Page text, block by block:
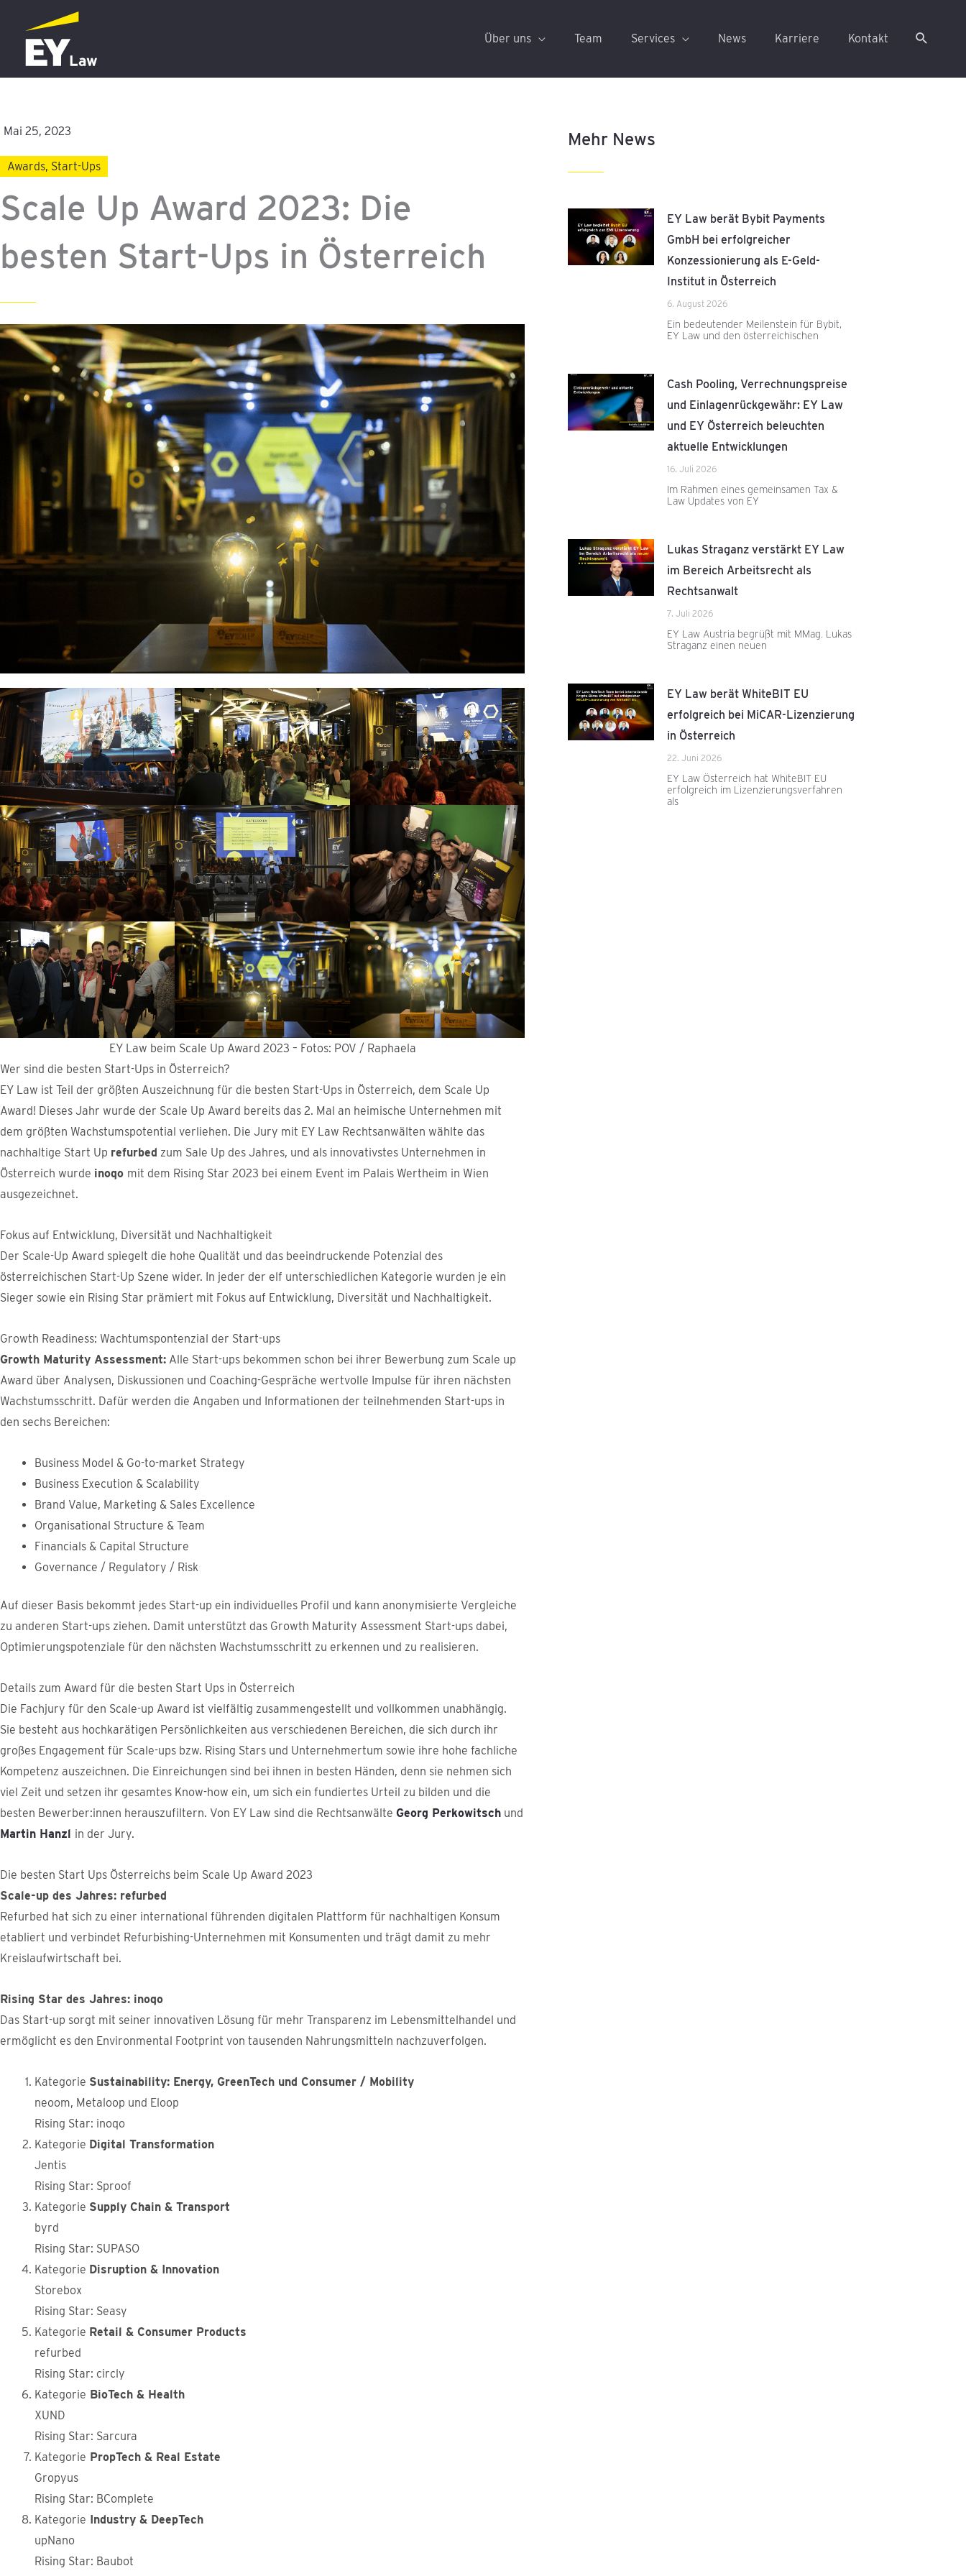
Inhalt
springen
Über uns Team Services News Karriere Kontakt
Mai 25, 2023
Awards, Start-Ups
Scale Up Award 2023: Die
besten Start-Ups in Österreich
EY Law beim Scale Up Award 2023 – Fotos: POV / Raphaela
Wer sind die besten Start-Ups in Österreich?
EY Law ist Teil der größten Auszeichnung für die besten Start-Ups in Österreich, dem Scale Up
Award! Dieses Jahr wurde der Scale Up Award bereits das 2. Mal an heimische Unternehmen mit
dem größten Wachstumspotential verliehen. Die Jury mit EY Law Rechtsanwälten wählte das
nachhaltige Start Up refurbed zum Sale Up des Jahres, und als innovativstes Unternehmen in
Österreich wurde inoqo mit dem Rising Star 2023 bei einem Event im Palais Wertheim in Wien
ausgezeichnet.
Fokus auf Entwicklung, Diversität und Nachhaltigkeit
Der Scale-Up Award spiegelt die hohe Qualität und das beeindruckende Potenzial des
österreichischen Start-Up Szene wider. In jeder der elf unterschiedlichen Kategorie wurden je ein
Sieger sowie ein Rising Star prämiert mit Fokus auf Entwicklung, Diversität und Nachhaltigkeit.
Growth Readiness: Wachtumspontenzial der Start-ups
Growth Maturity Assessment: Alle Start-ups bekommen schon bei ihrer Bewerbung zum Scale up
Award über Analysen, Diskussionen und Coaching-Gespräche wertvolle Impulse für ihren nächsten
Wachstumsschritt. Dafür werden die Angaben und Informationen der teilnehmenden Start-ups in
den sechs Bereichen:
Business Model & Go-to-market Strategy
Business Execution & Scalability
Brand Value, Marketing & Sales Excellence
Organisational Structure & Team
Financials & Capital Structure
Governance / Regulatory / Risk
Auf dieser Basis bekommt jedes Start-up ein individuelles Profil und kann anonymisierte Vergleiche
zu anderen Start-ups ziehen. Damit unterstützt das Growth Maturity Assessment Start-ups dabei,
Optimierungspotenziale für den nächsten Wachstumsschritt zu erkennen und zu realisieren.
Details zum Award für die besten Start Ups in Österreich
Die Fachjury für den Scale-up Award ist vielfältig zusammengestellt und vollkommen unabhängig.
Sie besteht aus hochkarätigen Persönlichkeiten aus verschiedenen Bereichen, die sich durch ihr
großes Engagement für Scale-ups bzw. Rising Stars und Unternehmertum sowie ihre hohe fachliche
Kompetenz auszeichnen. Die Einreichungen sind bei ihnen in besten Händen, denn sie nehmen sich
viel Zeit und setzen ihr gesamtes Know-how ein, um sich ein fundiertes Urteil zu bilden und die
besten Bewerber:innen herauszufiltern. Von EY Law sind die Rechtsanwälte Georg Perkowitsch und
Martin Hanzl in der Jury.
Die besten Start Ups Österreichs beim Scale Up Award 2023
Scale-up des Jahres: refurbed
Refurbed hat sich zu einer international führenden digitalen Plattform für nachhaltigen Konsum
etabliert und verbindet Refurbishing-Unternehmen mit Konsumenten und trägt damit zu mehr
Kreislaufwirtschaft bei.
Rising Star des Jahres: inoqo
Das Start-up sorgt mit seiner innovativen Lösung für mehr Transparenz im Lebensmittelhandel und
ermöglicht es den Environmental Footprint von tausenden Nahrungsmitteln nachzuverfolgen.
Kategorie Sustainability: Energy, GreenTech und Consumer / Mobility
neoom, Metaloop und Eloop
Rising Star: inoqo
Kategorie Digital Transformation
Jentis
Rising Star: Sproof
Kategorie Supply Chain & Transport
byrd
Rising Star: SUPASO
Kategorie Disruption & Innovation
Storebox
Rising Star: Seasy
Kategorie Retail & Consumer Products
refurbed
Rising Star: circly
Kategorie BioTech & Health
XUND
Rising Star: Sarcura
Kategorie PropTech & Real Estate
Gropyus
Rising Star: BComplete
Kategorie Industry & DeepTech
upNano
Rising Star: Baubot
Mehr News
EY Law berät Bybit Payments
GmbH bei erfolgreicher
Konzessionierung als E-Geld-
Institut in Österreich
6. August 2026
Ein bedeutender Meilenstein für Bybit,
EY Law und den österreichischen
Cash Pooling, Verrechnungspreise
und Einlagenrückgewähr: EY Law
und EY Österreich beleuchten
aktuelle Entwicklungen
16. Juli 2026
Im Rahmen eines gemeinsamen Tax &
Law Updates von EY
Lukas Straganz verstärkt EY Law
im Bereich Arbeitsrecht als
Rechtsanwalt
7. Juli 2026
EY Law Austria begrüßt mit MMag. Lukas
Straganz einen neuen
EY Law berät WhiteBIT EU
erfolgreich bei MiCAR-Lizenzierung
in Österreich
22. Juni 2026
EY Law Österreich hat WhiteBIT EU
erfolgreich im Lizenzierungsverfahren
als